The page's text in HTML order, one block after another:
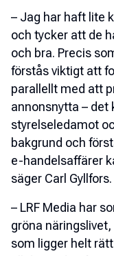
– Jag har haft lite
och tycker att de
och bra. Precis
förstås viktigt att
parallellt med att
annonsnytta – det
styrelseledamot
bakgrund och
e-handelsaffärer
säger Carl Gyllfors.
– LRF Media har
gröna
som ligger helt